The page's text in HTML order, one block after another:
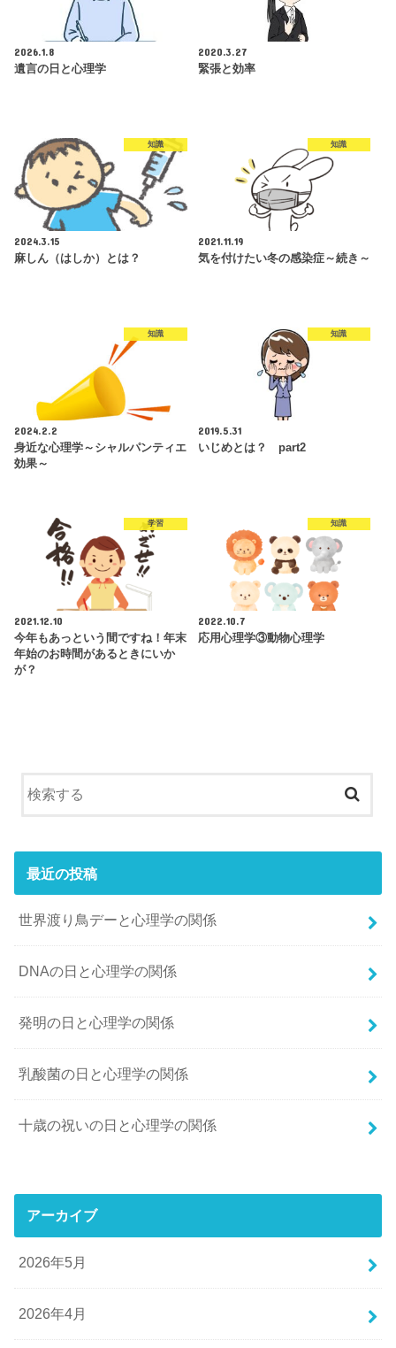
2026.1.8
遺言の日と心理学
2020.3.27
緊張と効率
知識
2024.3.15
麻しん（はしか）とは？
知識
2021.11.19
気を付けたい冬の感染症～続き～
知識
2024.2.2
身近な心理学～シャルパンティエ
効果～
知識
2019.5.31
いじめとは？ part2
学習
2021.12.10
今年もあっという間ですね！年末
年始のお時間があるときにいか
が？
知識
2022.10.7
応用心理学③動物心理学
最近の投稿
世界渡り鳥デーと心理学の関係
DNAの日と心理学の関係
発明の日と心理学の関係
乳酸菌の日と心理学の関係
十歳の祝いの日と心理学の関係
アーカイブ
2026年5月
2026年4月